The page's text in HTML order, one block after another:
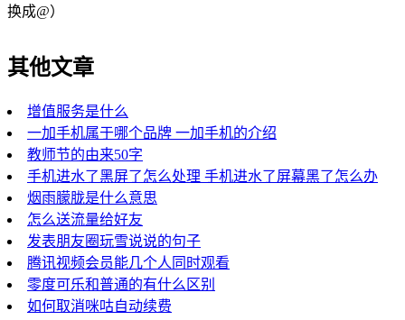
换成@）
其他文章
增值服务是什么
一加手机属于哪个品牌 一加手机的介绍
教师节的由来50字
手机进水了黑屏了怎么处理 手机进水了屏幕黑了怎么办
烟雨朦胧是什么意思
怎么送流量给好友
发表朋友圈玩雪说说的句子
腾讯视频会员能几个人同时观看
零度可乐和普通的有什么区别
如何取消咪咕自动续费